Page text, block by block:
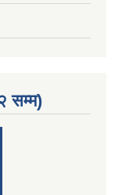
सम्म)